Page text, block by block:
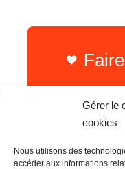
Gérer le
cookies
Nous utilisons des
accéder aux informations